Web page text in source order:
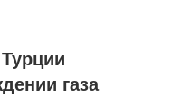
газа